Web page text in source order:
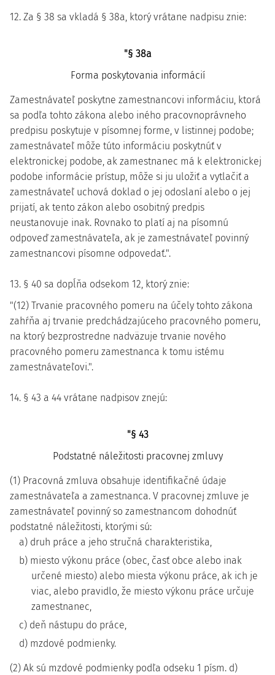
12. Za § 38 sa vkladá § 38a, ktorý vrátane nadpisu znie:
"§ 38a
Forma poskytovania informácií
Zamestnávateľ poskytne zamestnancovi informáciu, ktorá
sa podľa tohto zákona alebo iného pracovnoprávneho
predpisu poskytuje v písomnej forme, v listinnej podobe;
zamestnávateľ môže túto informáciu poskytnúť v
elektronickej podobe, ak zamestnanec má k elektronickej
podobe informácie prístup, môže si ju uložiť a vytlačiť a
zamestnávateľ uchová doklad o jej odoslaní alebo o jej
prijatí, ak tento zákon alebo osobitný predpis
neustanovuje inak. Rovnako to platí aj na písomnú
odpoveď zamestnávateľa, ak je zamestnávateľ povinný
zamestnancovi písomne odpovedať.".
13. § 40 sa dopĺňa odsekom 12, ktorý znie:
"(12) Trvanie pracovného pomeru na účely tohto zákona
zahŕňa aj trvanie predchádzajúceho pracovného pomeru,
na ktorý bezprostredne nadväzuje trvanie nového
pracovného pomeru zamestnanca k tomu istému
zamestnávateľovi.".
14. § 43 a 44 vrátane nadpisov znejú:
"§ 43
Podstatné náležitosti pracovnej zmluvy
(1) Pracovná zmluva obsahuje identifikačné údaje
zamestnávateľa a zamestnanca. V pracovnej zmluve je
zamestnávateľ povinný so zamestnancom dohodnúť
podstatné náležitosti, ktorými sú:
a) druh práce a jeho stručná charakteristika,
b) miesto výkonu práce (obec, časť obce alebo inak
určené miesto) alebo miesta výkonu práce, ak ich je
viac, alebo pravidlo, že miesto výkonu práce určuje
zamestnanec,
c) deň nástupu do práce,
d) mzdové podmienky.
(2) Ak sú mzdové podmienky podľa odseku 1 písm. d)